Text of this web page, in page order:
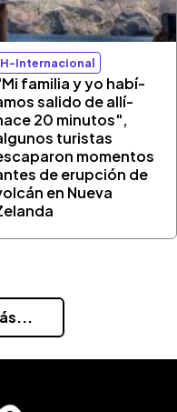
H-Internacional
familia y yo habí­
salido de allí­
20 minutos",
turistas
momentos
de erupción de
en Nueva